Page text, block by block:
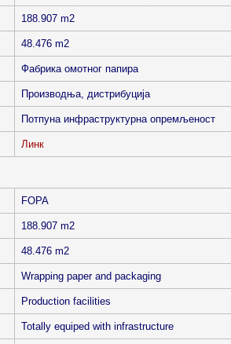
188.907 m2
48.476 m2
Фабрика омотног папира
Производња, дистрибуција
Потпуна инфраструктурна опремљеност
Линк
FOPA
188.907 m2
48.476 m2
Wrapping paper and packaging
Production facilities
Totally equiped with infrastructure